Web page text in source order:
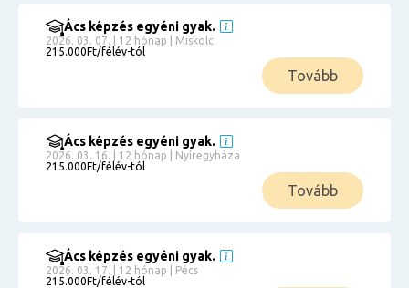
Ács képzés egyéni gyak.
2026. 03. 07. | 12 hónap | Miskolc
215.000Ft/félév-tól
Tovább
Ács képzés egyéni gyak.
2026. 03. 16. | 12 hónap | Nyíregyháza
215.000Ft/félév-tól
Tovább
Ács képzés egyéni gyak.
2026. 03. 17. | 12 hónap | Pécs
215.000Ft/félév-tól